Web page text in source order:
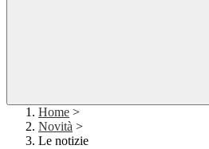
Home >
Novità >
Le notizie